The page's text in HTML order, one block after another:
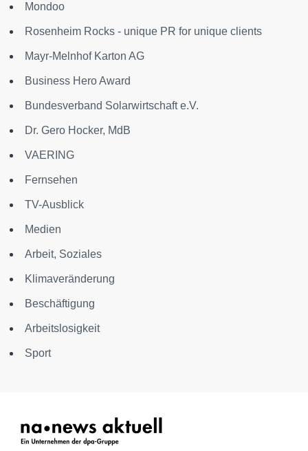
Mondoo
Rosenheim Rocks - unique PR for unique clients
Mayr-Melnhof Karton AG
Business Hero Award
Bundesverband Solarwirtschaft e.V.
Dr. Gero Hocker, MdB
VAERING
Fernsehen
TV-Ausblick
Medien
Arbeit, Soziales
Klimaveränderung
Beschäftigung
Arbeitslosigkeit
Sport